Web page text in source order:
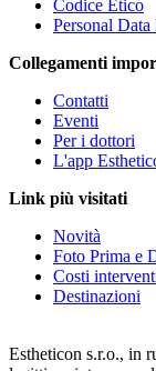
Codice Etico
Personal
Collegamenti
Contatti
Eventi
Per i dottori
L'app
Link più visitati
Novità
Foto Prima e
Costi
Destinazioni
Estheticon s.r.o., in